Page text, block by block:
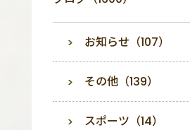
お知らせ（107）
その他（139）
スポーツ（14）